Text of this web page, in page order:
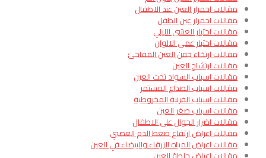
مقالات احمرار العين عند الاطفال
مقالات احمرار عين الطفل
مقالات اختبار العشى الليلي
مقالات اختبار عمى الالوان
مقالات ارتخاء جفن العين المفاجئ
مقالات ارتشاح العين
مقالات اسباب السواد تحت العين
مقالات اسباب الصداع المستمر
مقالات اسباب القرنية المخروطية
مقالات اسباب صغر العين
مقالات اضرار الجوال على الاطفال
مقالات اعراض ارتفاع ضغط الدم العصبي
مقالات اعراض المياه الزرقاء والبيضاء في العين